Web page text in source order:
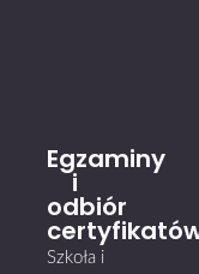
Egzaminy
i
odbiór
Szkoła i